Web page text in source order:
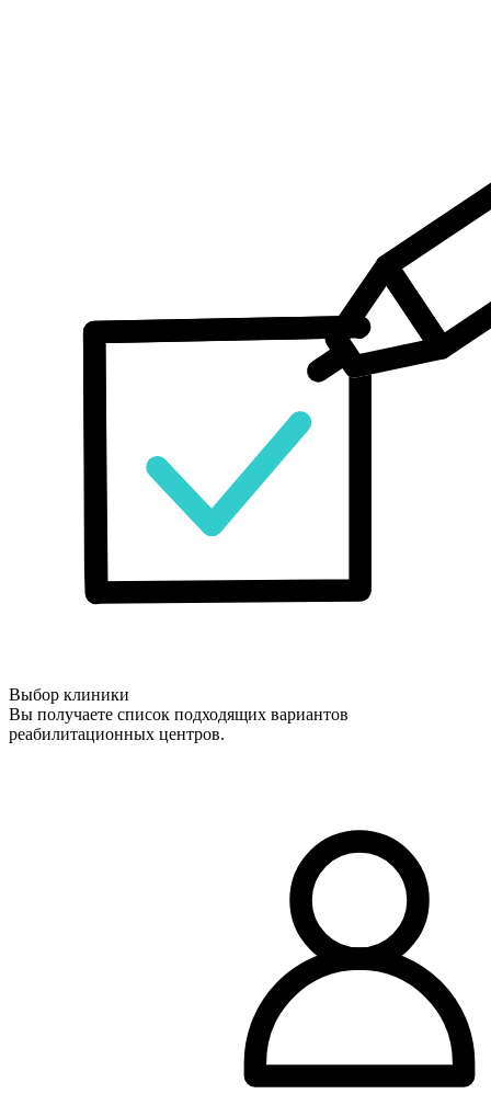
Выбор клиники
Вы получаете список подходящих вариантов
реабилитационных центров.